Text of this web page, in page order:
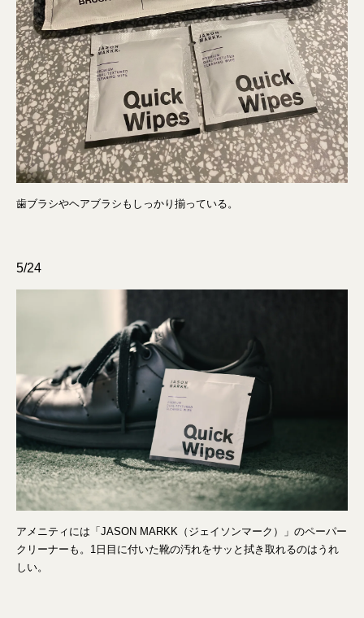
歯ブラシやヘアブラシもしっかり揃っている。
5/24
アメニティには「JASON MARKK（ジェイソンマーク）」のペーパー
クリーナーも。1日目に付いた靴の汚れをサッと拭き取れるのはうれ
しい。